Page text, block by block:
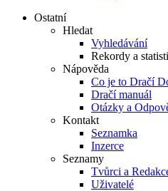
Ostatní
Hledat
Vyhledávání
Rekordy a
Nápověda
Co je to Dračí
Dračí manuál
Otázky a
Kontakt
Seznamka
Inzerce
Seznamy
Tvůrci a
Uživatelé